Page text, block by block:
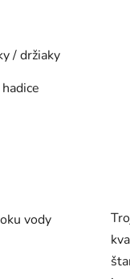
/ držiaky
vody